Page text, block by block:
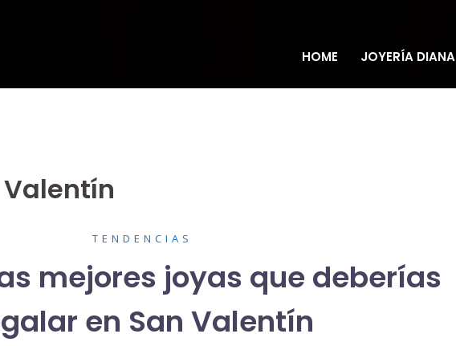
HOME JOYERÍA DIANA
Valentín
TENDENCIAS
mejores joyas que deberías
en San Valentín